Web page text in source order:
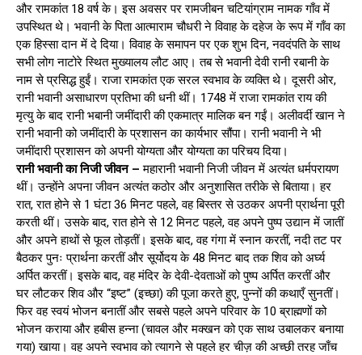
और रामकांत 18 वर्ष के। इस अवसर पर रामजीबन चटियांग्राम नामक गाँव में
उपस्थित थे। भवानी के पिता आत्माराम चौधरी ने विवाह के दहेज के रूप में गाँव का
एक हिस्सा दान में दे दिया। विवाह के समापन पर एक शुभ दिन, नवदंपति के साथ
सभी लोग नाटोरे स्थित मुख्यालय लौट आए। तब से भवानी देवी रानी रबानी के
नाम से प्रसिद्ध हुईं। राजा रामकांत एक सरल स्वभाव के व्यक्ति थे। दूसरी ओर,
रानी भवानी असाधारण प्रतिभा की धनी थीं। 1748 में राजा रामकांत राय की
मृत्यु के बाद रानी भबानी जमींदारी की एकमात्र मालिक बन गईं। अलीवर्दी खान ने
रानी भवानी को जमींदारी के प्रशासन का कार्यभार सौंपा। रानी भवानी ने भी
जमींदारी प्रशासन को अपनी योग्यता और योग्यता का परिचय दिया।
रानी भवानी का निजी जीवन – महारानी भवानी निजी जीवन में अत्यंत धर्मपरायण
थीं। उन्होंने अपना जीवन अत्यंत कठोर और अनुशासित तरीके से बिताया। हर
रात, रात होने से 1 घंटा 36 मिनट पहले, वह बिस्तर से उठकर अपनी प्रार्थना पूरी
करती थीं। उसके बाद, रात होने से 12 मिनट पहले, वह अपने पुष्प उद्यान में जातीं
और अपने हाथों से फूल तोड़तीं। इसके बाद, वह गंगा में स्नान करतीं, नदी तट पर
बैठकर पुनः प्रार्थना करतीं और सूर्योदय के 48 मिनट बाद तक शिव को अर्घ्य
अर्पित करतीं। इसके बाद, वह मंदिर के देवी-देवताओं को पुष्प अर्पित करतीं और
घर लौटकर शिव और “इष्ट” (इच्छा) की पूजा करते हुए, पुन्नों की कथाएँ सुनतीं।
फिर वह स्वयं भोजन बनातीं और सबसे पहले अपने परिवार के 10 ब्राह्मणों को
भोजन कराया और हबीस हन्ना (चावल और मक्खन को एक साथ उबालकर बनाया
गया) खाया। वह अपने स्वभाव को त्यागने से पहले हर चीज़ की अच्छी तरह जाँच